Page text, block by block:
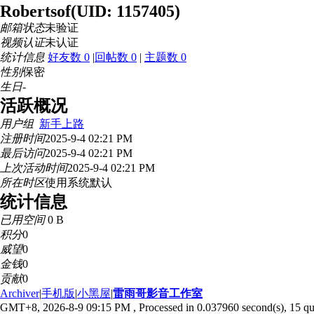
Robertsof(UID: 1157405)
邮箱状态未验证
视频认证未认证
统计信息 好友数 0 |回帖数 0 | 主题数 0
性别保密
生日-
活跃概况
用户组 新手上路
注册时间2025-9-4 02:21 PM
最后访问2025-9-4 02:21 PM
上次活动时间2025-9-4 02:21 PM
所在时区使用系统默认
统计信息
已用空间0 B
积分0
威望0
金钱0
贡献0
Archiver|手机版|小黑屋|雷雨哥影音工作室
GMT+8, 2026-8-9 09:15 PM , Processed in 0.037960 second(s), 15